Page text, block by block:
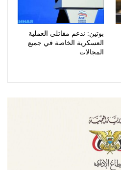
بوتين: ندعم مقاتلي العملية
العسكرية الخاصة في جميع
المجالات